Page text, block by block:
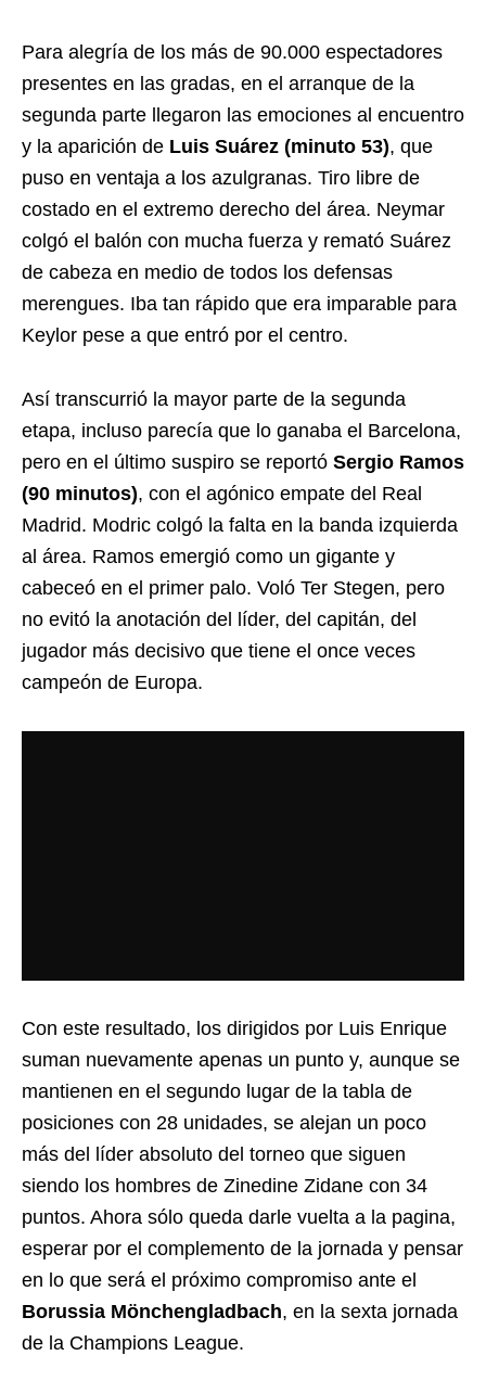
Para alegría de los más de 90.000 espectadores
presentes en las gradas, en el arranque de la
segunda parte llegaron las emociones al encuentro
y la aparición de Luis Suárez (minuto 53), que
puso en ventaja a los azulgranas. Tiro libre de
costado en el extremo derecho del área. Neymar
colgó el balón con mucha fuerza y remató Suárez
de cabeza en medio de todos los defensas
merengues. Iba tan rápido que era imparable para
Keylor pese a que entró por el centro.
Así transcurrió la mayor parte de la segunda
etapa, incluso parecía que lo ganaba el Barcelona,
pero en el último suspiro se reportó Sergio Ramos
(90 minutos), con el agónico empate del Real
Madrid. Modric colgó la falta en la banda izquierda
al área. Ramos emergió como un gigante y
cabeceó en el primer palo. Voló Ter Stegen, pero
no evitó la anotación del líder, del capitán, del
jugador más decisivo que tiene el once veces
campeón de Europa.
Con este resultado, los dirigidos por Luis Enrique
suman nuevamente apenas un punto y, aunque se
mantienen en el segundo lugar de la tabla de
posiciones con 28 unidades, se alejan un poco
más del líder absoluto del torneo que siguen
siendo los hombres de Zinedine Zidane con 34
puntos. Ahora sólo queda darle vuelta a la pagina,
esperar por el complemento de la jornada y pensar
en lo que será el próximo compromiso ante el
Borussia Mönchengladbach, en la sexta jornada
de la Champions League.